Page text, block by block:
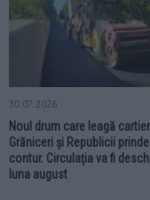
30.07.2026
Noul drum care leagă
Grăniceri și Republicii prinde
contur. Circulația va fi
luna august